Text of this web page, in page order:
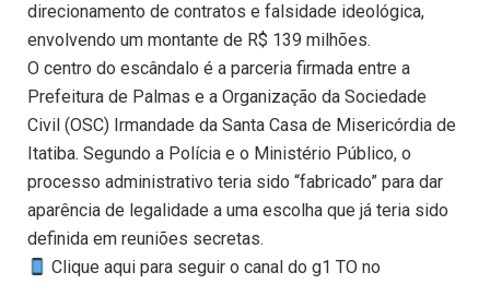
direcionamento de contratos e falsidade ideológica,
envolvendo um montante de R$ 139 milhões.
O centro do escândalo é a parceria firmada entre a
Prefeitura de Palmas e a Organização da Sociedade
Civil (OSC) Irmandade da Santa Casa de Misericórdia de
Itatiba. Segundo a Polícia e o Ministério Público, o
processo administrativo teria sido “fabricado” para dar
aparência de legalidade a uma escolha que já teria sido
definida em reuniões secretas.
Clique aqui para seguir o canal do g1 TO no